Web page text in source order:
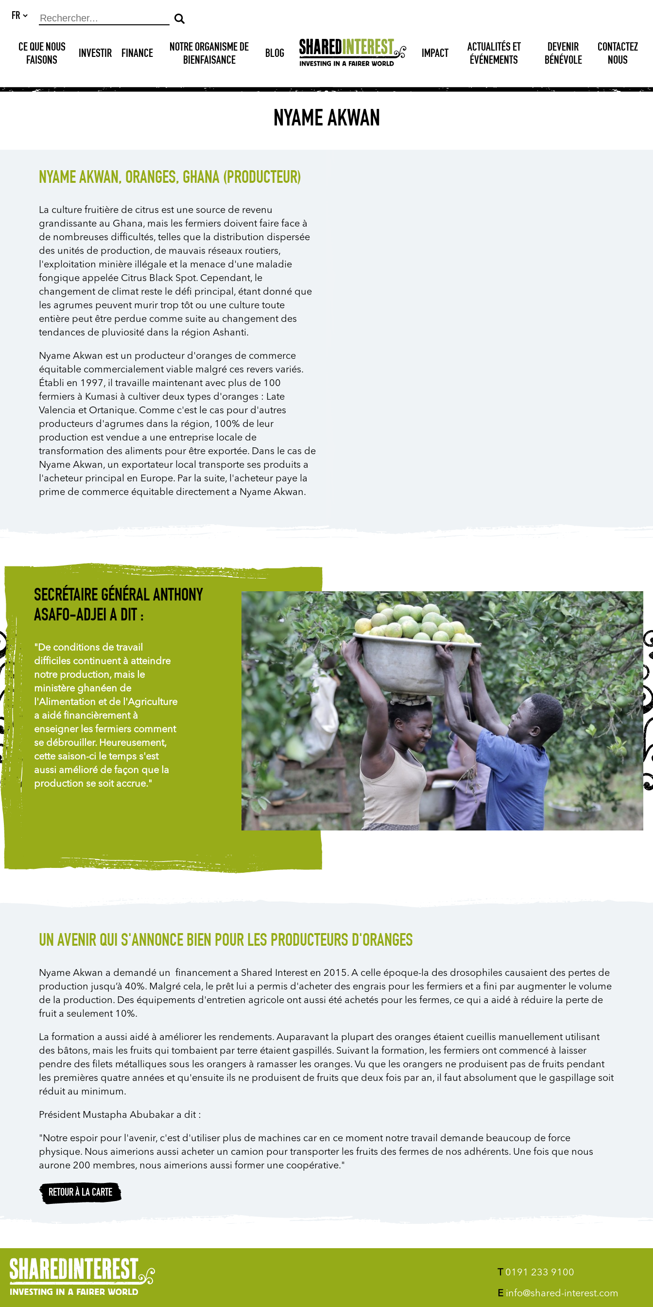
CE QUE NOUS
FAISONS
INVESTIR FINANCE
NOTRE ORGANISME DE
BIENFAISANCE
BLOG IMPACT
ACTUALITÉS ET
ÉVÉNEMENTS
DEVENIR
BÉNÉVOLE
CONTACTEZ
NOUS
NYAME AKWAN
NYAME AKWAN, ORANGES, GHANA (PRODUCTEUR)
La culture fruitière de citrus est une source de revenu
grandissante au Ghana, mais les fermiers doivent faire face à
de nombreuses difficultés, telles que la distribution dispersée
des unités de production, de mauvais réseaux routiers,
l'exploitation minière illégale et la menace d'une maladie
fongique appelée Citrus Black Spot. Cependant, le
changement de climat reste le défi principal, étant donné que
les agrumes peuvent murir trop tôt ou une culture toute
entière peut être perdue comme suite au changement des
tendances de pluviosité dans la région Ashanti.
Nyame Akwan est un producteur d'oranges de commerce
équitable commercialement viable malgré ces revers variés.
Établi en 1997, il travaille maintenant avec plus de 100
fermiers à Kumasi à cultiver deux types d'oranges : Late
Valencia et Ortanique. Comme c'est le cas pour d'autres
producteurs d'agrumes dans la région, 100% de leur
production est vendue a une entreprise locale de
transformation des aliments pour être exportée. Dans le cas de
Nyame Akwan, un exportateur local transporte ses produits a
l'acheteur principal en Europe. Par la suite, l'acheteur paye la
prime de commerce équitable directement a Nyame Akwan.
SECRÉTAIRE GÉNÉRAL ANTHONY
ASAFO-ADJEI A DIT :
"De conditions de travail
difficiles continuent à atteindre
notre production, mais le
ministère ghanéen de
l'Alimentation et de l'Agriculture
a aidé financièrement à
enseigner les fermiers comment
se débrouiller. Heureusement,
cette saison-ci le temps s'est
aussi amélioré de façon que la
production se soit accrue."
UN AVENIR QUI S'ANNONCE BIEN POUR LES PRODUCTEURS D'ORANGES
Nyame Akwan a demandé un financement a Shared Interest en 2015. A celle époque-la des drosophiles causaient des pertes de
production jusqu’à 40%. Malgré cela, le prêt lui a permis d'acheter des engrais pour les fermiers et a fini par augmenter le volume
de la production. Des équipements d'entretien agricole ont aussi été achetés pour les fermes, ce qui a aidé à réduire la perte de
fruit a seulement 10%.
La formation a aussi aidé à améliorer les rendements. Auparavant la plupart des oranges étaient cueillis manuellement utilisant
des bâtons, mais les fruits qui tombaient par terre étaient gaspillés. Suivant la formation, les fermiers ont commencé à laisser
pendre des filets métalliques sous les orangers à ramasser les oranges. Vu que les orangers ne produisent pas de fruits pendant
les premières quatre années et qu'ensuite ils ne produisent de fruits que deux fois par an, il faut absolument que le gaspillage soit
réduit au minimum.
Président Mustapha Abubakar a dit :
"Notre espoir pour l'avenir, c'est d'utiliser plus de machines car en ce moment notre travail demande beaucoup de force
physique. Nous aimerions aussi acheter un camion pour transporter les fruits des fermes de nos adhérents. Une fois que nous
aurone 200 membres, nous aimerions aussi former une coopérative."
RETOUR À LA CARTE
T 0191 233 9100
E info@shared-interest.com